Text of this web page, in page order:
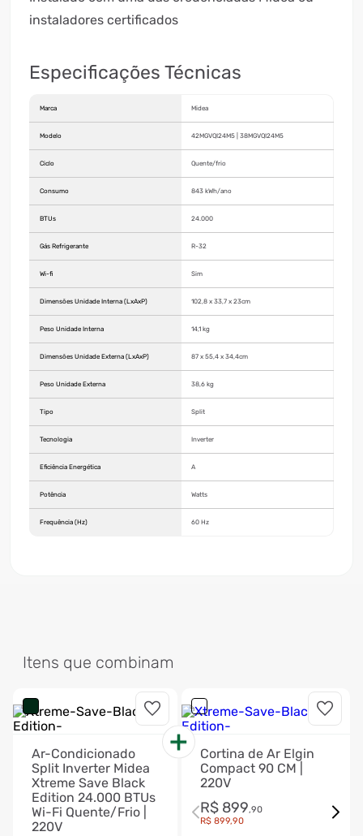
instaladores certificados
Especificações Técnicas
Marca Midea
Modelo 42MGVQI24M5 | 38MGVQI24M5
Ciclo Quente/frio
Consumo 843 kWh/ano
BTUs 24.000
Gás Refrigerante R-32
Wi-fi Sim
Dimensões Unidade Interna (LxAxP) 102,8 x 33,7 x 23cm
Peso Unidade Interna 14,1 kg
Dimensões Unidade Externa (LxAxP) 87 x 55,4 x 34,4cm
Peso Unidade Externa 38,6 kg
Tipo Split
Tecnologia Inverter
Eficiência Energética A
Potência Watts
Frequência (Hz) 60 Hz
Itens que combinam
Ar-Condicionado
Split Inverter Midea
Xtreme Save Black
Edition 24.000 BTUs
Wi-Fi Quente/Frio |
220V
Cortina de Ar Elgin
Compact 90 CM |
220V
R$ 899,90
R$ 899,90